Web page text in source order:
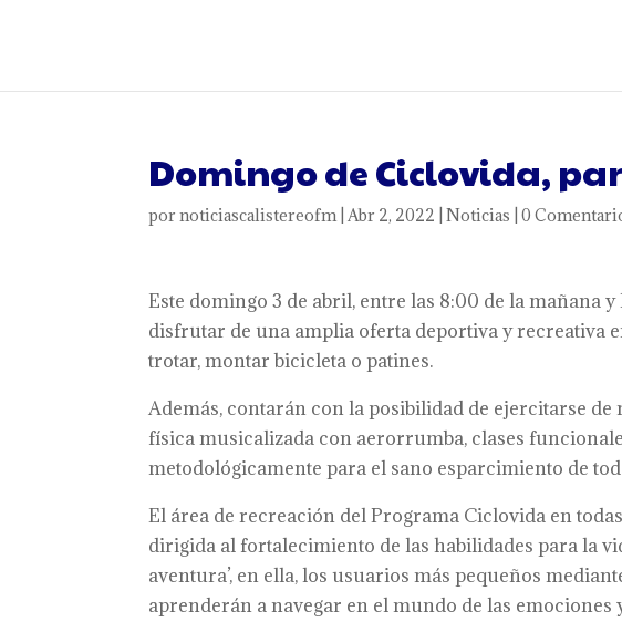
Domingo de Ciclovida,
pornoticiascalistereofm|Abr 2, 2022 |Noticias |0
Este domingo 3 de abril, entre las 8:00 de la mañana
disfrutar de una amplia oferta deportiva y recreativa
trotar, montar bicicleta o patines.
Además, contarán con la posibilidad de ejercitarse
física musicalizada con aerorrumba, clases
metodológicamente para el sano esparcimiento de
El área de recreación del Programa Ciclovida en
dirigida al fortalecimiento de las habilidades para la
aventura’, en ella, los usuarios más pequeños
aprenderán a navegar en el mundo de las